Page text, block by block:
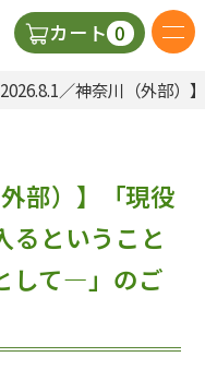
カート 0
本語の教科書
典
師用参考書
2026.8.1／神奈川（外部
部）】「現役
るということ
して―」のご